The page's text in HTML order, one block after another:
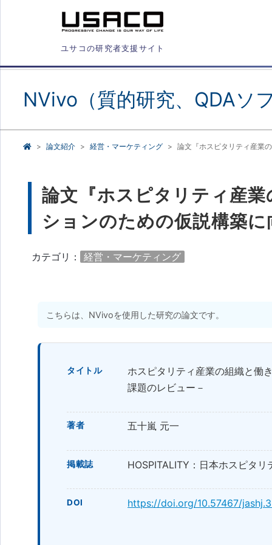
ユサコの研究者支援サイト
NVivo（質的研究、QDAソ
論文紹介 経営・マーケティング 論文『ホスピタリティ産業
論文『ホスピタリティ産
ションのための仮説構築
カテゴリ： 経営・マーケティング
こちらは、NVivoを使用した研究の論文です。
タイトル
ホスピタリティ産業の組織と働
課題のレビュー－
著者 五十嵐 元一
掲載誌 HOSPITALITY：日本ホスピタ
DOI https://doi.org/10.57467/